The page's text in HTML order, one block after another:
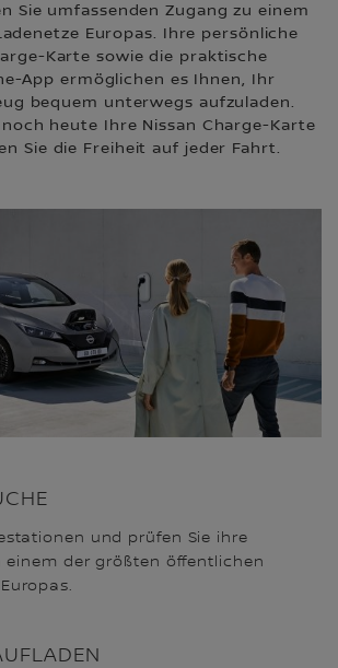
Sie umfassenden Zugang zu einem
Europas. Ihre persönliche
Karte sowie die praktische
App ermöglichen es Ihnen, Ihr
bequem unterwegs aufzuladen.
noch heute Ihre Nissan Charge-Karte
Sie die Freiheit auf jeder Fahrt.
und prüfen Sie ihre
einem der größten öffentlichen